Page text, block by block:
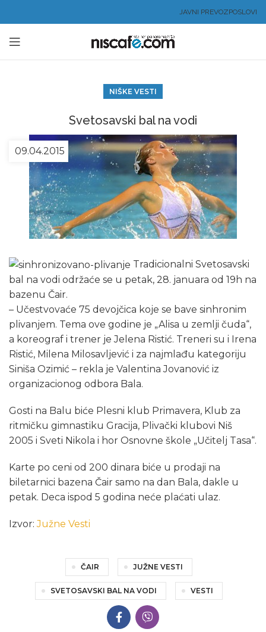
JAVNI PREVOZPOSLOVI
NIŠKE VESTI
Svetosavski bal na vodi
09.04.2015
Tradicionalni Svetosavski
bal na vodi održaće se u petak, 28. januara od 19h na
bazenu Čair.
– Učestvovaće 75 devojčica koje se bave sinhronim
plivanjem. Tema ove godine je „Alisa u zemlji čuda“,
a koreograf i trener je Jelena Ristić. Treneri su i Irena
Ristić, Milena Milosavljević i za najmlađu kategoriju
Siniša Ozimić – rekla je Valentina Jovanović iz
organizacionog odbora Bala.
Gosti na Balu biće Plesni klub Primavera, Klub za
ritmičku gimnastiku Gracija, Plivački klubovi Niš
2005 i Sveti Nikola i hor Osnovne škole „Učitelj Tasa“.
Karte po ceni od 200 dinara biće u prodaji na
biletarnici bazena Čair samo na dan Bala, dakle u
petak. Deca ispod 5 godina neće plaćati ulaz.
Izvor:Južne Vesti
ČAIR JUŽNE VESTI
SVETOSAVSKI BAL NA VODI VESTI